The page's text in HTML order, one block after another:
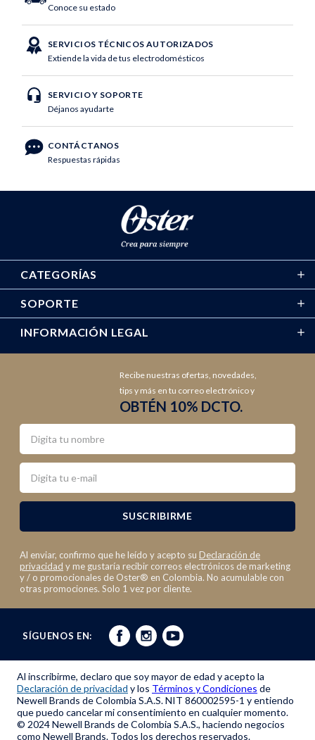
Conoce su estado
SERVICIOS TÉCNICOS AUTORIZADOS
Extiende la vida de tus electrodomésticos
SERVICIO Y SOPORTE
Déjanos ayudarte
CONTÁCTANOS
Respuestas rápidas
CATEGORÍAS
SOPORTE
INFORMACIÓN LEGAL
Recibe nuestras ofertas, novedades,
tips y más en tu correo electrónico y
OBTÉN 10% DCTO.
Nombre
Email
SUSCRIBIRME
Al enviar, confirmo que he leído y acepto su Declaración de
privacidad y me gustaría recibir correos electrónicos de marketing
y / o promocionales de Oster® en Colombia. No acumulable con
otras promociones. Solo 1 vez por cliente.
SÍGUENOS EN:
Al inscribirme, declaro que soy mayor de edad y acepto la
Declaración de privacidad y los Términos y Condiciones de
Newell Brands de Colombia S.A.S. NIT 860002595-1 y entiendo
que puedo cancelar mi consentimiento en cualquier momento.
© 2024 Newell Brands de Colombia S.A.S., haciendo negocios
como Newell Brands. Todos los derechos reservados.